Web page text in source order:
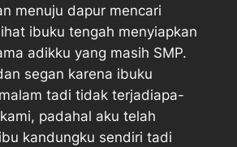
menuju dapur mencari
ibuku tengah menyiapkan
adikku yang masih SMP.
segan karena ibuku
tadi tidak terjadiapa-
padahal aku telah
kandungku sendiri tadi